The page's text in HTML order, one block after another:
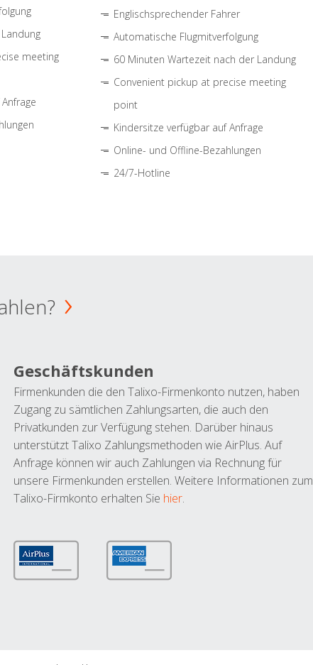
meeting
Englischsprechender Fahrer
Automatische Flugmitverfolgung
60 Minuten Wartezeit nach der Landung
Convenient pickup at precise meeting
point
Kindersitze verfügbar auf Anfrage
Online- und Offline-Bezahlungen
24/7-Hotline
Geschäftskunden
Firmenkunden die den Talixo-Firmenkonto nutzen, haben
Zugang zu sämtlichen Zahlungsarten, die auch den
Privatkunden zur Verfügung stehen. Darüber hinaus
unterstützt Talixo Zahlungsmethoden wie AirPlus. Auf
Anfrage können wir auch Zahlungen via Rechnung für
unsere Firmenkunden erstellen. Weitere Informationen zum
Talixo-Firmkonto erhalten Sie hier.